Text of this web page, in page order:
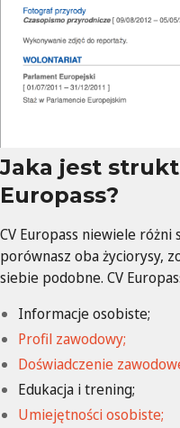
Jaka jest
Europass?
CV Europass niewiele różni
porównasz oba życiorysy,
siebie podobne. CV
Informacje osobiste;
Profil zawodowy;
Doświadczenie
Edukacja i trening;
Umiejętności osobiste;